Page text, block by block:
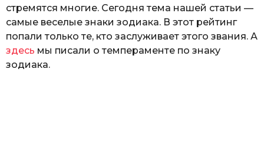
стремятся многие. Сегодня тема нашей статьи —
самые веселые знаки зодиака. В этот рейтинг
попали только те, кто заслуживает этого звания. А
здесь мы писали о темпераменте по знаку
зодиака.